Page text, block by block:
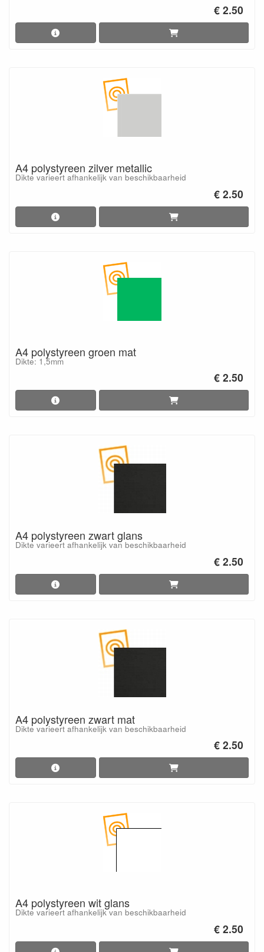
€ 2.50
A4 polystyreen zilver metallic
Dikte varieert afhankelijk van beschikbaarheid
€ 2.50
A4 polystyreen groen mat
Dikte: 1,5mm
€ 2.50
A4 polystyreen zwart glans
Dikte varieert afhankelijk van beschikbaarheid
€ 2.50
A4 polystyreen zwart mat
Dikte varieert afhankelijk van beschikbaarheid
€ 2.50
A4 polystyreen wit glans
Dikte varieert afhankelijk van beschikbaarheid
€ 2.50